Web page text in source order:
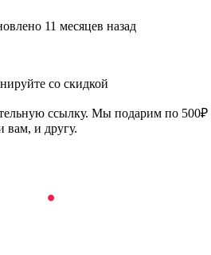
11 месяцев назад
со скидкой
ссылку. Мы подарим по 500₽
и другу.